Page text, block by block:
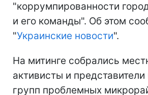
"коррумпированности
и его команды". Об этом
"Украинские новости".
На митинге собрались
активисты и
групп проблемных